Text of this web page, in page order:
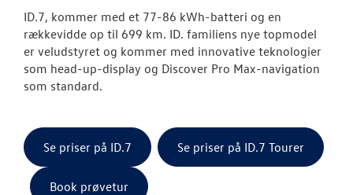
ID. Cross
T-Roc
ID.7, kommer med et 77-86 kWh-batteri og en
rækkevidde op til 699 km. ID. familiens nye topmodel
er veludstyret og kommer med innovative teknologier
som head-up-display og Discover Pro Max-navigation
som standard.
Se priser på ID.7 Se priser på ID.7 Tourer
Book prøvetur